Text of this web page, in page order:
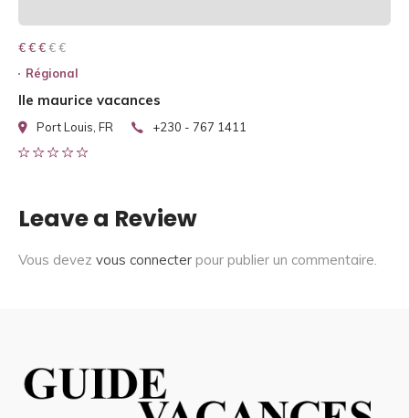
€ € € € €
€ € €
Régional
Ile maurice vacances
Port Louis, FR +230 - 767 1411
Leave a Review
Vous devez vous connecter pour publier un commentaire.